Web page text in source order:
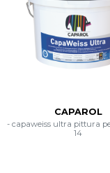
CAPAROL
- capaweiss ultra pittura
14